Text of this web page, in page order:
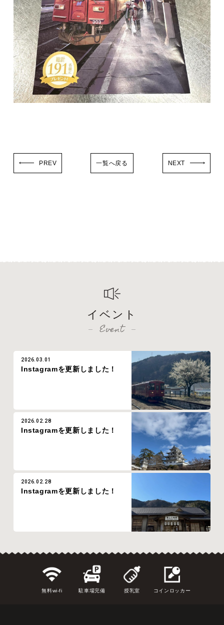
NEXT
一覧へ戻る
PREV
イベント
Event
2026.03.01
Instagramを更新しました！
2026.02.28
Instagramを更新しました！
2026.02.28
Instagramを更新しました！
無料wi-fi 駐車場完備 授乳室 コインロッカー